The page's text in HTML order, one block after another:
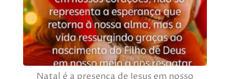
Natal é a presença de Jesus em nosso